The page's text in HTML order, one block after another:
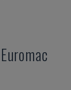
Euromac